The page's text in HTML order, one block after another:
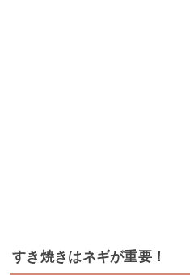
すき焼きはネギが重要！